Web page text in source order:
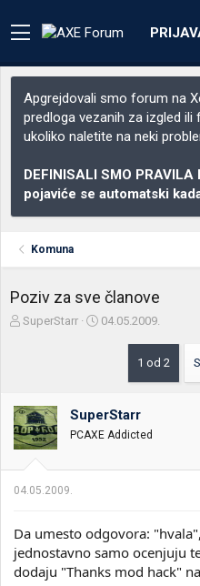
Apgrejdovali smo forum na
predloga vezanih za izgled
ukoliko naletite na neki
DEFINISALI SMO
pojaviće se automatski
Komuna
Poziv za sve članove
Z
i
k
t
e
m
SuperStarr
D
o
k
e
j
a
04.05.2009.
1 od 2
SuperStarr
PCAXE Addicted
04.05.2009.
Da umesto odgovora:
jednostavno samo ocenjuju
dodaju "Thanks mod hack"